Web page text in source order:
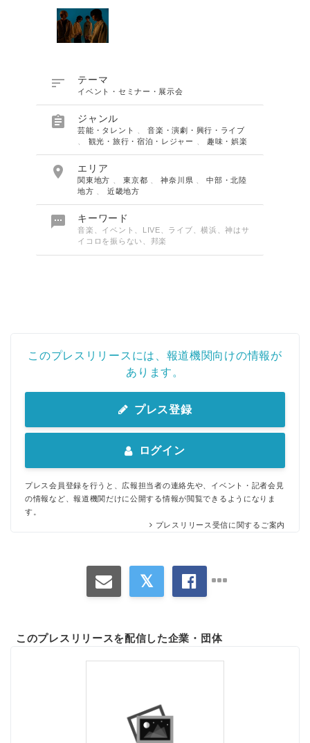
 テーマ
イベント・セミナー・展示会
 ジャンル
芸能・タレント 、音楽・演劇・興行・ライブ
観光・旅行・宿泊・レジャー 趣味・娯楽
 エリア
関東地方 、東京都 、神奈川県 、中部・北陸
地方
近畿地方
 キーワード
音楽、イベント、LIVE、ライブ、横浜、神はサ
イコロを振らない、邦楽
このプレスリリースには、報道機関向けの情報が
あります。
プレス登録
ログイン
プレス会員登録を行うと、広報担当者の連絡先や、イベント・記者会見
の情報など、報道機関だけに公開する情報が閲覧できるようになりま
す。
プレスリリース受信に関するご案内
このプレスリリースを配信した企業・団体